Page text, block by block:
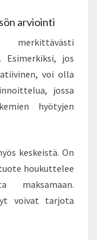
arviointi
Esimerkiksi, jos
voi olla
jossa
hyötyjen
keskeistä. On
houkuttelee
voivat tarjota